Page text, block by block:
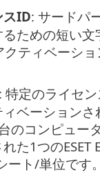
スID: サードパ
ための短い文
クティベーシ
: 特定のライセ
ベーションさ
のコンピュー
た1つのESET
ト/単位です。